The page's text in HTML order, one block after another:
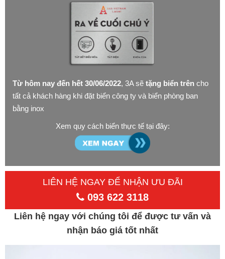
Từ hôm nay đến hết 30/06/2022, 3A sẽ tặng biển trên cho
tất cả khách hàng khi đặt biển công ty và biển phòng ban
bằng inox
Xem quy cách biển thực tế tại đây:
LIÊN HỆ NGAY ĐỂ NHẬN ƯU ĐÃI
093 622 3118
Liên hệ ngay với chúng tôi để được tư vấn và
nhận báo giá tốt nhất